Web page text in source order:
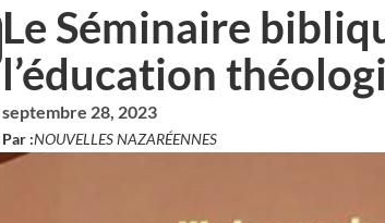
Le Séminaire
l’éducation
septembre 28, 2023
Par :NOUVELLES NAZARÉENNES